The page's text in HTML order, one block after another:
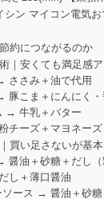
シン マイコン電気
約につながるのか
｜安くても満足感
ささみ＋油で代用
豚こま＋にんにく・
→ 牛乳＋バター
チーズ＋マヨネーズ
買い足さないが基本
醤油＋砂糖＋だし（
し＋薄口醤油
ソース → 醤油＋砂糖